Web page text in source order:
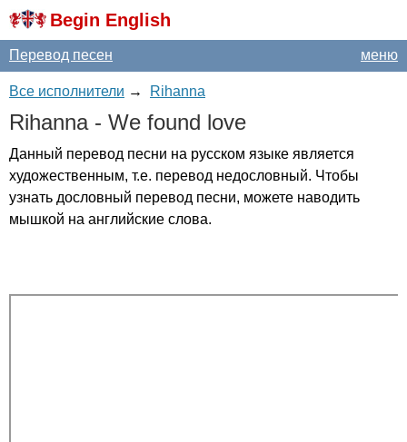
Begin English
меню
Перевод песен
Все исполнители → Rihanna
Rihanna- We found love
Данный перевод песни на русском языке является
художественным, т.е. перевод недословный. Чтобы
узнать дословный перевод песни, можете наводить
мышкой на английские слова.